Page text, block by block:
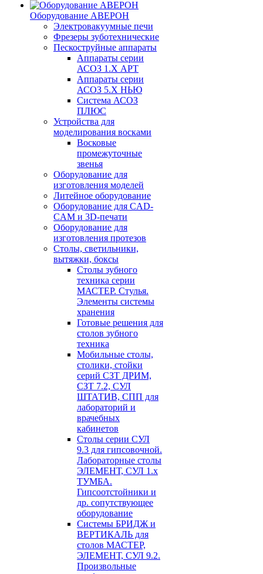
Оборудование АВЕРОН
Электровакуумные печи
Фрезеры зуботехнические
Пескоструйные аппараты
Аппараты серии
АСОЗ 1.Х АРТ
Аппараты серии
АСОЗ 5.Х НЬЮ
Система АСОЗ
ПЛЮС
Устройства для
моделирования восками
Восковые
промежуточные
звенья
Оборудование для
изготовления моделей
Литейное оборудование
Оборудование для CAD-
CAM и 3D-печати
Оборудование для
изготовления протезов
Cтолы, светильники,
вытяжки, боксы
Столы зубного
техника серии
МАСТЕР. Стулья.
Элементы системы
хранения
Готовые решения для
столов зубного
техника
Мобильные столы,
столики, стойки
серий СЗТ ДРИМ,
СЗТ 7.2, СУЛ
ШТАТИВ, СПП для
лабораторий и
врачебных
кабинетов
Столы серии СУЛ
9.3 для гипсовочной.
Лабораторные столы
ЭЛЕМЕНТ, СУЛ 1.х
ТУМБА.
Гипсоотстойники и
др. сопутствующее
оборудование
Системы БРИДЖ и
ВЕРТИКАЛЬ для
столов МАСТЕР,
ЭЛЕМЕНТ, СУЛ 9.2.
Произвольные